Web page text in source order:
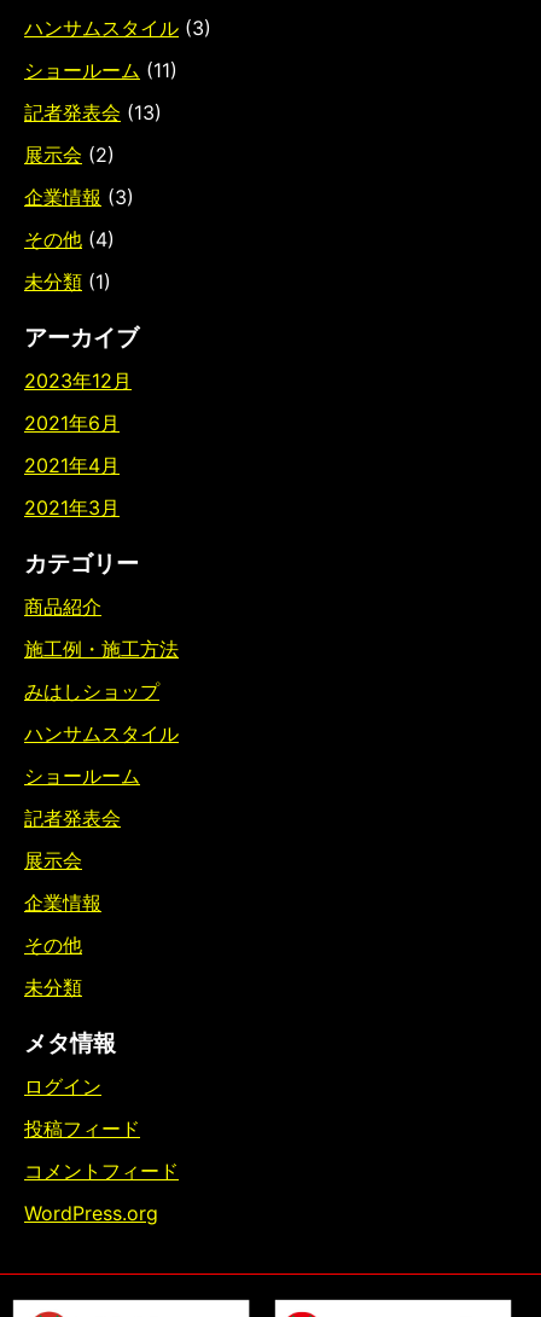
ハンサムスタイル (3)
ショールーム (11)
記者発表会 (13)
展示会 (2)
企業情報 (3)
その他 (4)
未分類 (1)
アーカイブ
2023年12月
2021年6月
2021年4月
2021年3月
カテゴリー
商品紹介
施工例・施工方法
みはしショップ
ハンサムスタイル
ショールーム
記者発表会
展示会
企業情報
その他
未分類
メタ情報
ログイン
投稿フィード
コメントフィード
WordPress.org